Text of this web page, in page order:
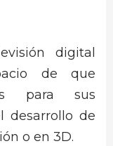
digital
de que
para sus
desarrollo de
o en 3D.